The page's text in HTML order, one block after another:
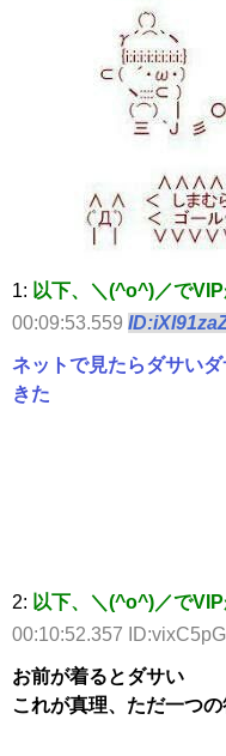
1: 以下、＼(^o^)／で
00:09:53.559
ネットで見たらダサい
きた
2: 以下、＼(^o^)／で
00:10:52.357
お前が着るとダサい
これが真理、ただ一つの